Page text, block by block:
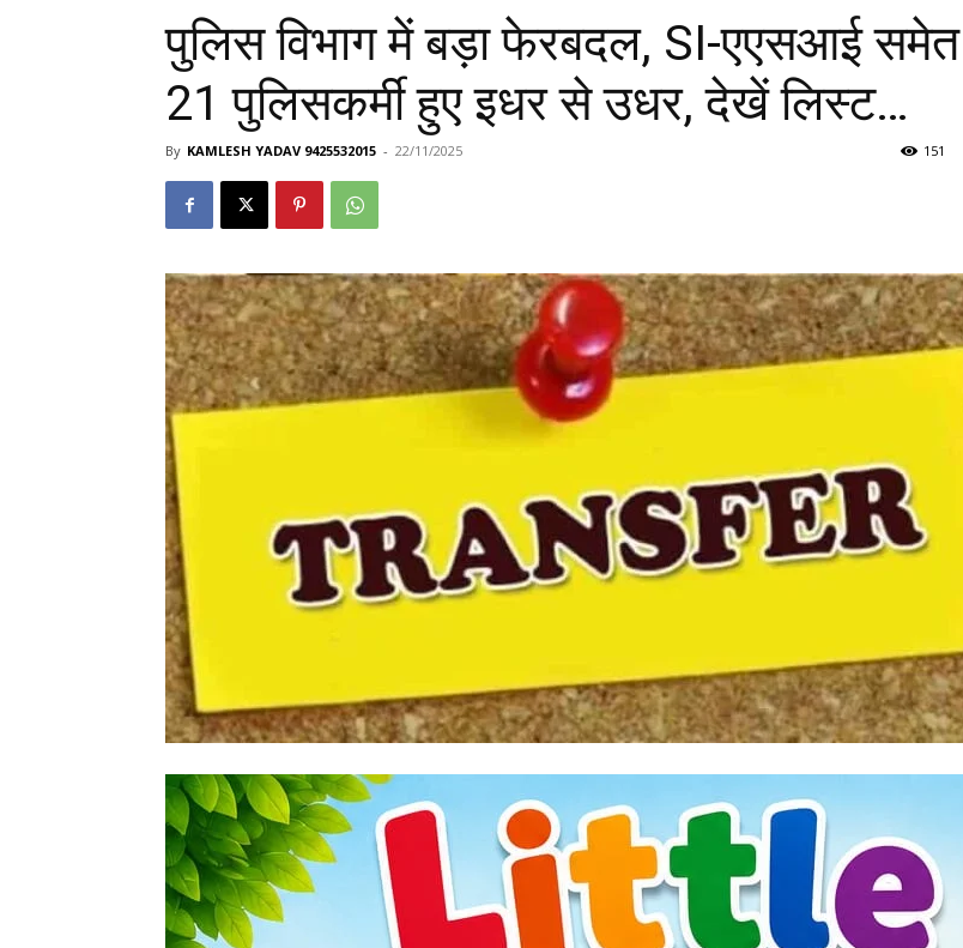
पुलिस विभाग में बड़ा फेरबदल, SI-एएसआई समेत
21 पुलिसकर्मी हुए इधर से उधर, देखें लिस्ट…
By KAMLESH YADAV 9425532015 - 22/11/2025 151